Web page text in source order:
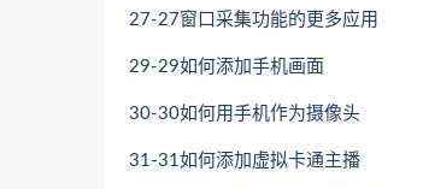
27-27窗口采集功能的更多应用
29-29如何添加手机画面
30-30如何用手机作为摄像头
31-31如何添加虚拟卡通主播